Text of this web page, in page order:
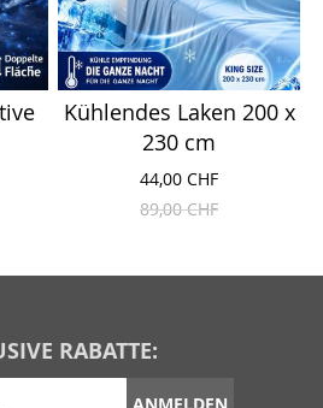
Kühlendes Laken 200 x
230 cm
44,00 CHF
89,00 CHF
RABATTE: